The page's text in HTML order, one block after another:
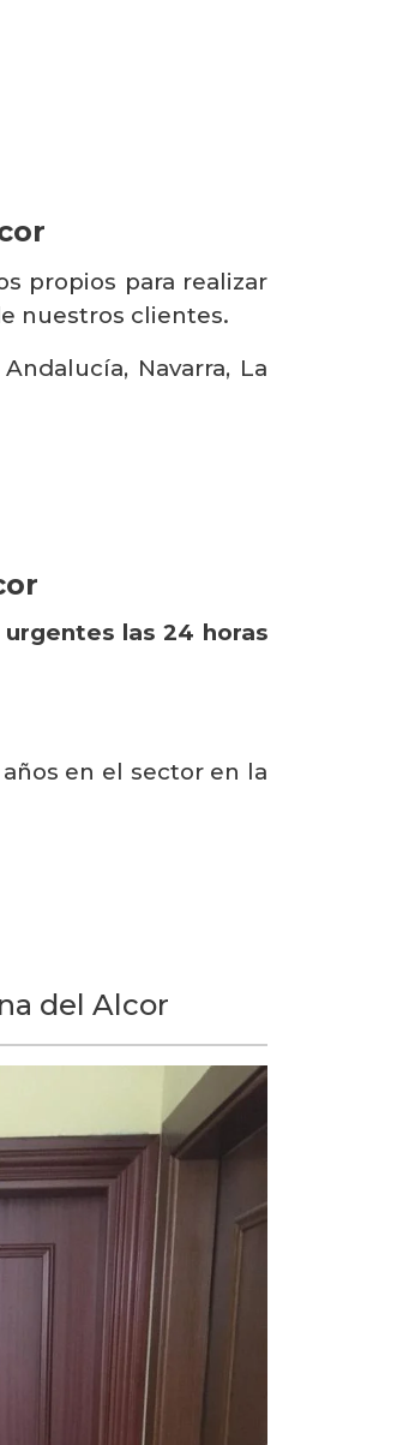
propios para realizar
nuestros clientes.
Navarra, La
las 24 horas
en el sector en la
del Alcor